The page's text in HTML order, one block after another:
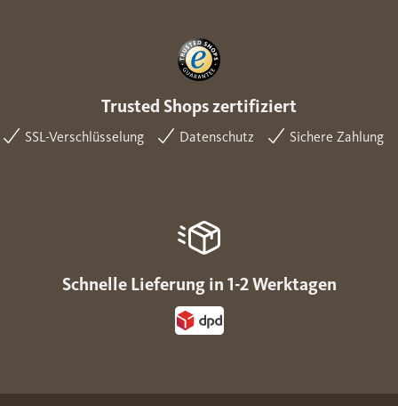
Trusted Shops zertifiziert
SSL-Verschlüsselung Datenschutz Sichere Zahlung
Schnelle Lieferung in 1-2 Werktagen